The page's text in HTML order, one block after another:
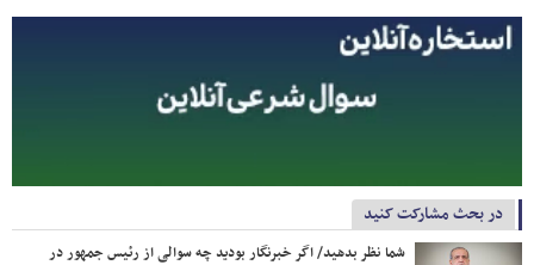
در بحث مشارکت کنید
شما نظر بدهید/ اگر خبرنگار بودید چه سوالی از رئیس جمهور در